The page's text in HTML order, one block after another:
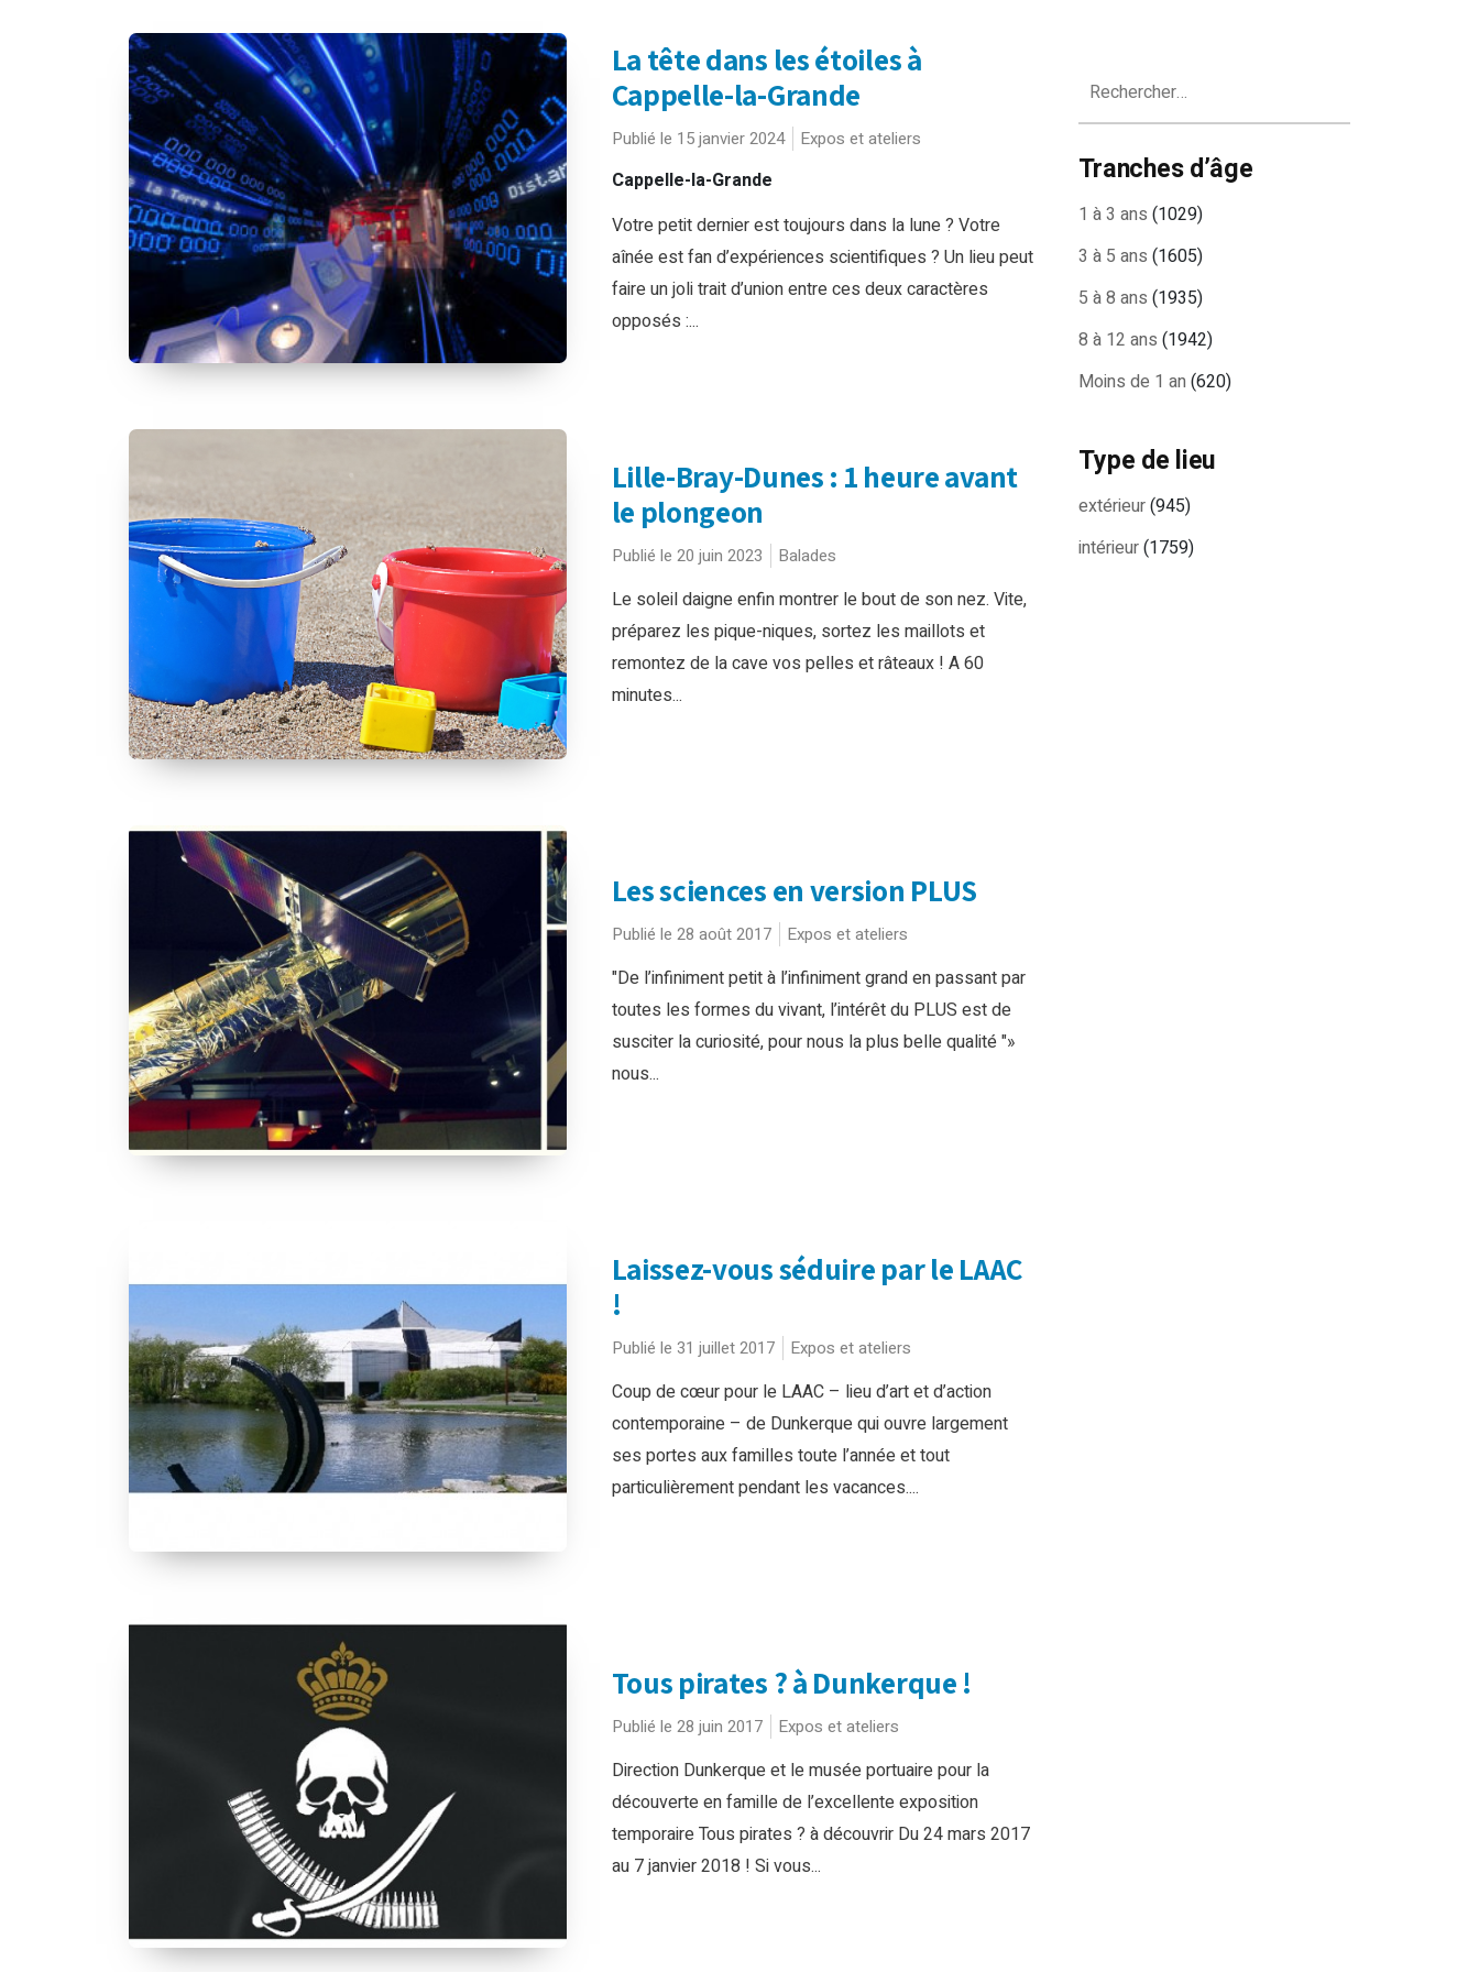
La tête dans les étoiles à
Cappelle-la-Grande
Publié le 15 janvier 2024 Expos et ateliers
Cappelle-la-Grande
Votre petit dernier est toujours dans la lune ? Votre
aînée est fan d’expériences scientifiques ? Un lieu peut
faire un joli trait d’union entre ces deux caractères
opposés :...
Lille-Bray-Dunes : 1 heure avant
le plongeon
Publié le 20 juin 2023 Balades
Le soleil daigne enfin montrer le bout de son nez. Vite,
préparez les pique-niques, sortez les maillots et
remontez de la cave vos pelles et râteaux ! A 60
minutes...
Les sciences en version PLUS
Publié le 28 août 2017 Expos et ateliers
"De l’infiniment petit à l’infiniment grand en passant par
toutes les formes du vivant, l’intérêt du PLUS est de
susciter la curiosité, pour nous la plus belle qualité "»
nous...
Laissez-vous séduire par le LAAC
!
Publié le 31 juillet 2017 Expos et ateliers
Coup de cœur pour le LAAC – lieu d’art et d’action
contemporaine – de Dunkerque qui ouvre largement
ses portes aux familles toute l’année et tout
particulièrement pendant les vacances....
Tous pirates ? à Dunkerque !
Publié le 28 juin 2017 Expos et ateliers
Direction Dunkerque et le musée portuaire pour la
découverte en famille de l’excellente exposition
temporaire Tous pirates ? à découvrir Du 24 mars 2017
au 7 janvier 2018 ! Si vous...
Tranches d’âge
1 à 3 ans (1029)
3 à 5 ans (1605)
5 à 8 ans (1935)
8 à 12 ans (1942)
Moins de 1 an (620)
Type de lieu
extérieur(945)
intérieur(1759)